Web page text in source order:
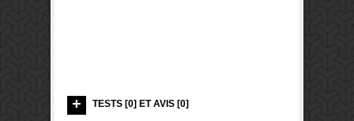
TESTS [0] ET AVIS [0]